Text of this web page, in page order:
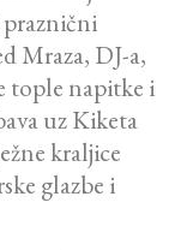
Mraza, DJ-a,
tople napitke i
uz Kiketa
kraljice
glazbe i